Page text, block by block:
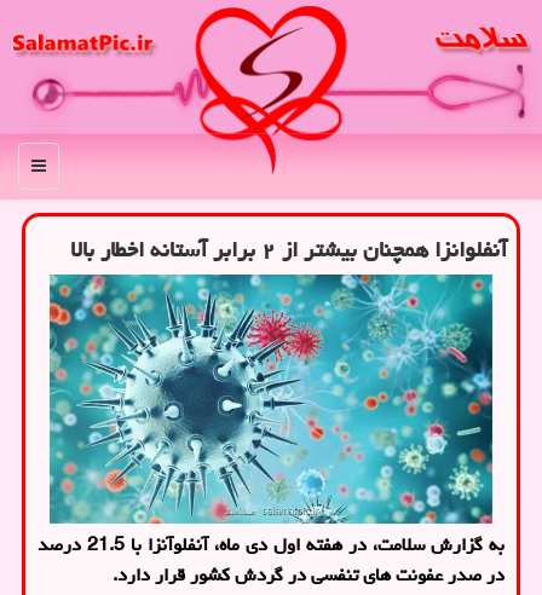
منو
آنفلوانزا همچنان بیشتر از ۲ برابر آستانه اخطار بالا
به گزارش سلامت، در هفته اول دی ماه، آنفلوآنزا با 21.5 درصد
در صدر عفونت های تنفسی در گردش کشور قرار دارد.